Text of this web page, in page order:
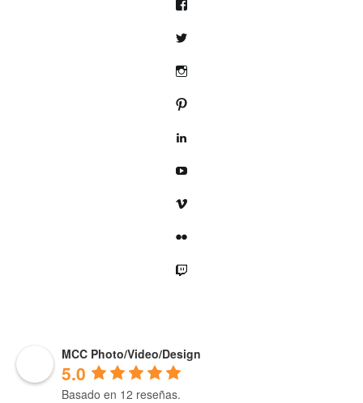
MCC Photo/Video/Design
5.0
Basado en 12 reseñas.